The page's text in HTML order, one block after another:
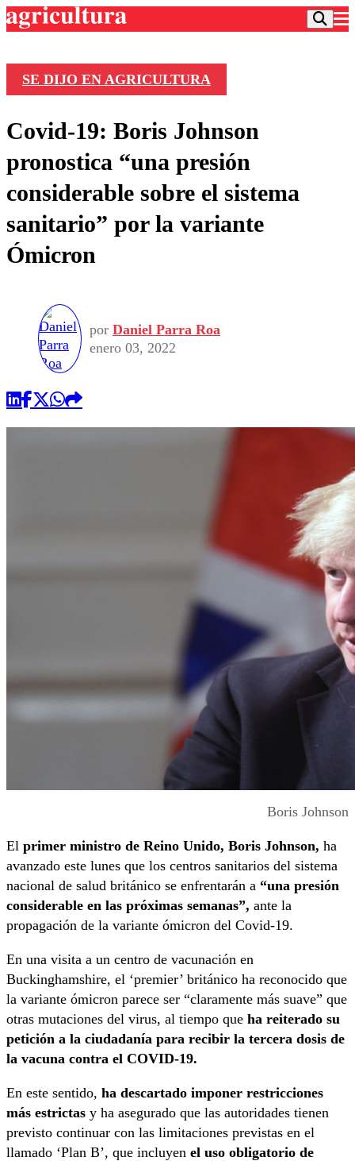
Frecuencias
Agricultura TV
Deportes
Colo Colo
Motor
Seleccion Chilena
Universidad Católica
Universidad de Chile
Entretención
Noticias
Economía
Política
Sustentabilidad
Vida Social
Publicaciones en medios
SE DIJO EN AGRICULTURA
Covid-19: Boris Johnson
pronostica “una presión
considerable sobre el sistema
sanitario” por la variante
Ómicron
por Daniel Parra Roa
enero 03, 2022
Boris Johnson
El primer ministro de Reino Unido, Boris Johnson, ha
avanzado este lunes que los centros sanitarios del sistema
nacional de salud británico se enfrentarán a “una presión
considerable en las próximas semanas”, ante la
propagación de la variante ómicron del Covid-19.
En una visita a un centro de vacunación en
Buckinghamshire, el ‘premier’ británico ha reconocido que
la variante ómicron parece ser “claramente más suave” que
otras mutaciones del virus, al tiempo que ha reiterado su
petición a la ciudadanía para recibir la tercera dosis de
la vacuna contra el COVID-19.
En este sentido, ha descartado imponer restricciones
más estrictas y ha asegurado que las autoridades tienen
previsto continuar con las limitaciones previstas en el
llamado ‘Plan B’, que incluyen el uso obligatorio de